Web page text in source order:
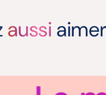
aussi aimer